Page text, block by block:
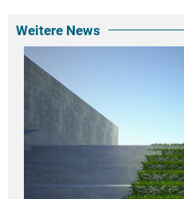
Weitere News